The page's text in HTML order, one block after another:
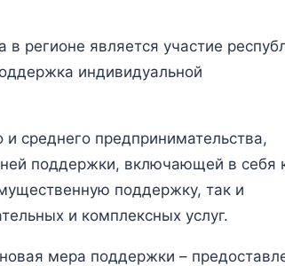
регионе является участие
индивидуальной
среднего предпринимательства,
поддержки, включающей в себя
поддержку, так и
и комплексных услуг.
мера поддержки –